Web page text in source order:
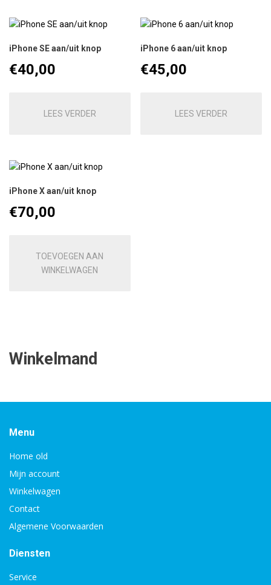
iPhone SE aan/uit knop
€40,00
LEES VERDER
iPhone 6 aan/uit knop
€45,00
LEES VERDER
iPhone X aan/uit knop
€70,00
TOEVOEGEN AAN
WINKELWAGEN
Winkelmand
Menu
Home old
Mijn account
Winkelwagen
Contact
Algemene Voorwaarden
Diensten
Service